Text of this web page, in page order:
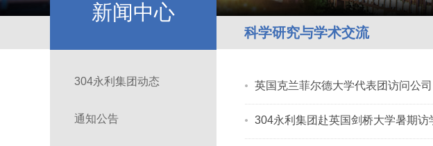
新闻中心
科学研究与学术交流
304永利集团动态
通知公告
英国克兰菲尔德大学代表团访问公司
304永利集团赴英国剑桥大学暑期访